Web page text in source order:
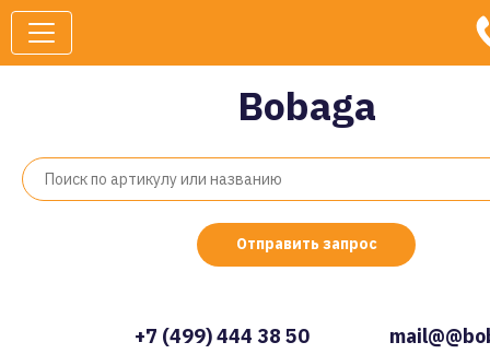
Bobaga
Отправить запрос
+7 (499) 444 38 50